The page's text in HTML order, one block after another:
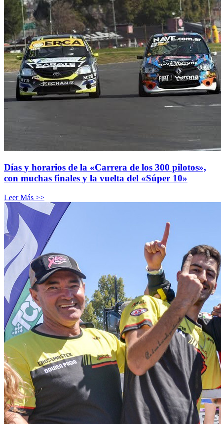
Días y horarios de la «Carrera de los 300 pilotos»,
con muchas finales y la vuelta del «Súper 10»
Leer Más >>